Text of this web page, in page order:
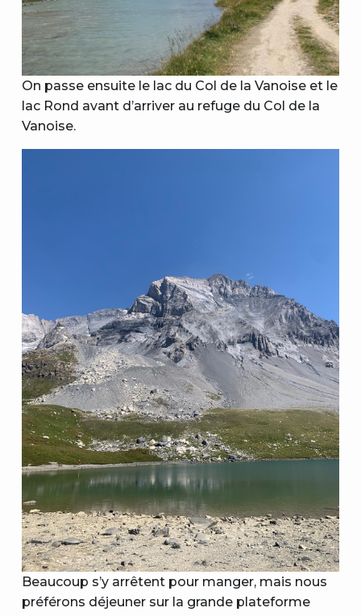
On passe ensuite le lac du Col de la Vanoise et le
lac Rond avant d’arriver au refuge du Col de la
Vanoise.
Beaucoup s’y arrêtent pour manger, mais nous
préférons déjeuner sur la grande plateforme